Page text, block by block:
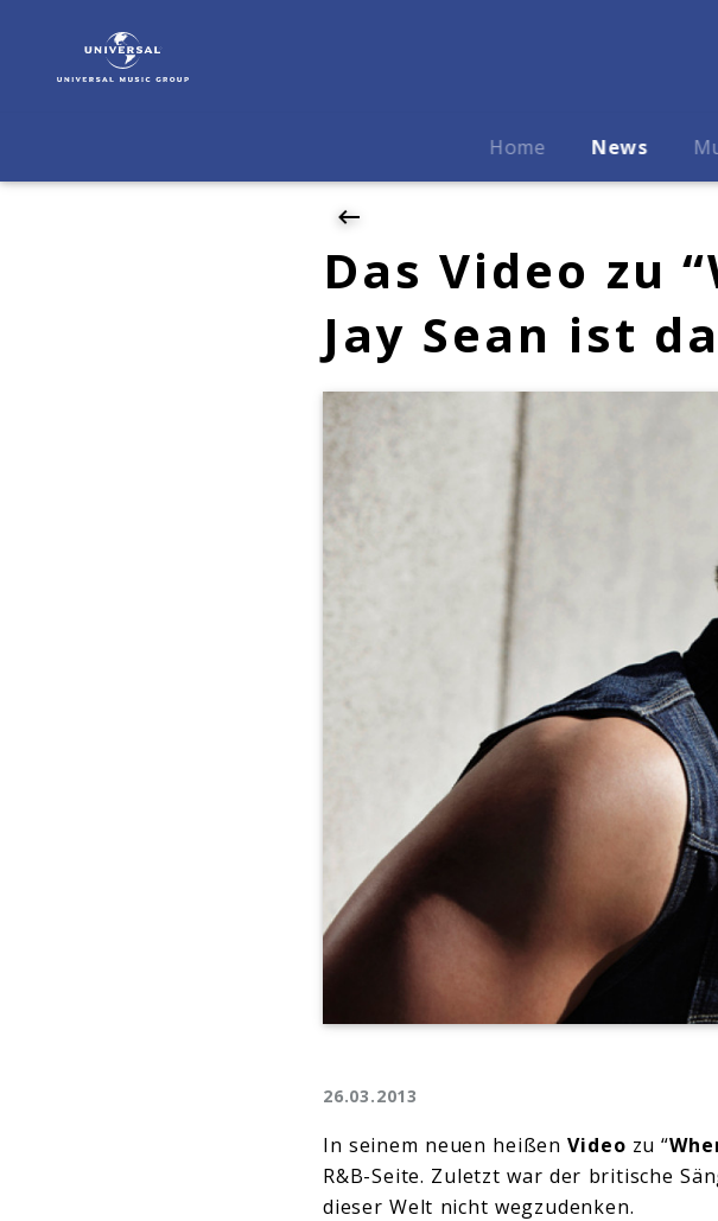
Video
Home News
Das Video zu
Jay Sean ist da
26.03.2013
In seinem neuen heißenVideo zu “
R&B-Seite. Zuletzt war der britische
dieser Welt nicht wegzudenken.